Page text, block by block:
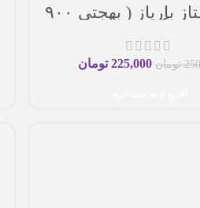
ارده ممتاز بارپاز ( بهجتی ۹۰۰
گرم )
تومان 225,000 تومان